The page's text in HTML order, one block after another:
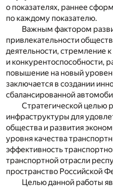
о показателях, раннее
по каждому показателю.
Важным фактором
привлекательности
деятельности, стремление
и конкурентоспособности,
повышение на новый
заключается в создании
сбалансированной
Стратегической целью
инфраструктуры для
общества и развития
уровня качества
эффективность
транспортной отрасли
пространство Российской
Целью данной работы